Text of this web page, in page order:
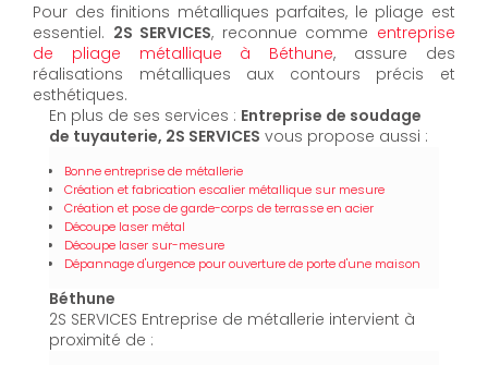
Pour des finitions métalliques parfaites, le pliage est
essentiel. 2S SERVICES, reconnue comme entreprise
de pliage métallique à Béthune, assure des
réalisations métalliques aux contours précis et
esthétiques.
En plus de ses services : Entreprise de soudage
de tuyauterie, 2S SERVICES vous propose aussi :
Bonne entreprise de métallerie
Création et fabrication escalier métallique sur mesure
Création et pose de garde-corps de terrasse en acier
Découpe laser métal
Découpe laser sur-mesure
Dépannage d'urgence pour ouverture de porte d'une maison
Béthune
2S SERVICES Entreprise de métallerie intervient à
proximité de :